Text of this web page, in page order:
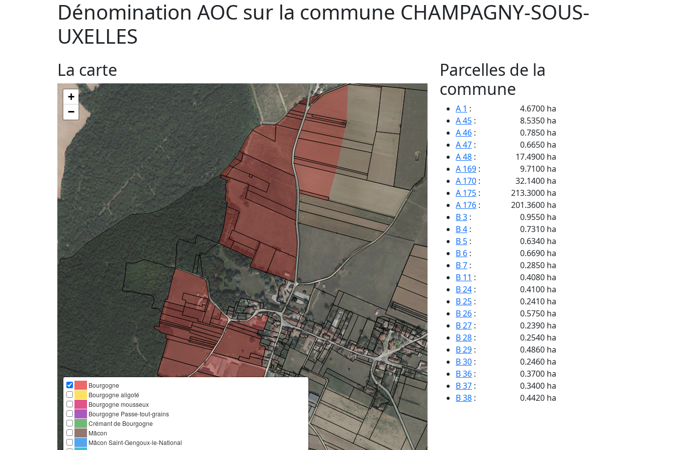
Dénomination AOC sur la commune CHAMPAGNY-SOUS-
UXELLES
La carte
+
−
Bourgogne
Bourgogne aligoté
Bourgogne mousseux
Bourgogne Passe-tout-grains
Crémant de Bourgogne
Mâcon
Mâcon Saint-Gengoux-le-National
Parcelles de la
commune
A 1 :
4.6700 ha
A 45 :
8.5350 ha
A 46 :
0.7850 ha
A 47 :
0.6650 ha
A 48 :
17.4900 ha
A 169 :
9.7100 ha
A 170 :
32.1400 ha
A 175 :
213.3000 ha
A 176 :
201.3600 ha
B 3 :
0.9550 ha
B 4 :
0.7310 ha
B 5 :
0.6340 ha
B 6 :
0.6690 ha
B 7 :
0.2850 ha
B 11 :
0.4080 ha
B 24 :
0.4100 ha
B 25 :
0.2410 ha
B 26 :
0.5750 ha
B 27 :
0.2390 ha
B 28 :
0.2540 ha
B 29 :
0.4860 ha
B 30 :
0.2460 ha
B 36 :
0.3700 ha
B 37 :
0.3400 ha
B 38 :
0.4420 ha